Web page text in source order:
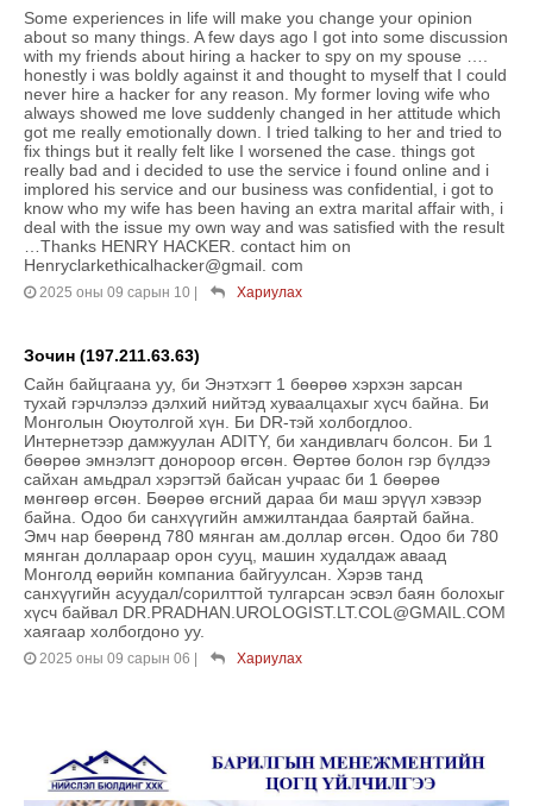
Some experiences in life will make you change your opinion
about so many things. A few days ago I got into some discussion
with my friends about hiring a hacker to spy on my spouse ….
honestly i was boldly against it and thought to myself that I could
never hire a hacker for any reason. My former loving wife who
always showed me love suddenly changed in her attitude which
got me really emotionally down. I tried talking to her and tried to
fix things but it really felt like I worsened the case. things got
really bad and i decided to use the service i found online and i
implored his service and our business was confidential, i got to
know who my wife has been having an extra marital affair with, i
deal with the issue my own way and was satisfied with the result
…Thanks HENRY HACKER. contact him on
Henryclarkethicalhacker@gmail. com
2025 оны 09 сарын 10 | Хариулах
Зочин (197.211.63.63)
Сайн байцгаана уу, би Энэтхэгт 1 бөөрөө хэрхэн зарсан
тухай гэрчлэлээ дэлхий нийтэд хуваалцахыг хүсч байна. Би
Монголын Оюутолгой хүн. Би DR-тэй холбогдлоо.
Интернетээр дамжуулан ADITY, би хандивлагч болсон. Би 1
бөөрөө эмнэлэгт донороор өгсөн. Өөртөө болон гэр бүлдээ
сайхан амьдрал хэрэгтэй байсан учраас би 1 бөөрөө
мөнгөөр өгсөн. Бөөрөө өгсний дараа би маш эрүүл хэвээр
байна. Одоо би санхүүгийн амжилтандаа баяртай байна.
Эмч нар бөөрөнд 780 мянган ам.доллар өгсөн. Одоо би 780
мянган доллараар орон сууц, машин худалдаж аваад
Монголд өөрийн компаниа байгуулсан. Хэрэв танд
санхүүгийн асуудал/сорилттой тулгарсан эсвэл баян болохыг
хүсч байвал DR.PRADHAN.UROLOGIST.LT.COL@GMAIL.COM
хаягаар холбогдоно уу.
2025 оны 09 сарын 06 | Хариулах